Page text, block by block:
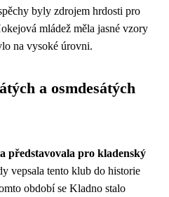
byly zdrojem hrdosti pro
mládež měla jasné vzory
na vysoké úrovni.
a osmdesátých
představovala pro kladenský
vepsala tento klub do historie
období se Kladno stalo